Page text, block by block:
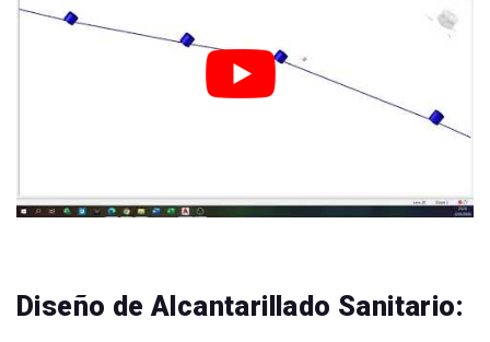
Diseño de Alcantarillado Sanitario: